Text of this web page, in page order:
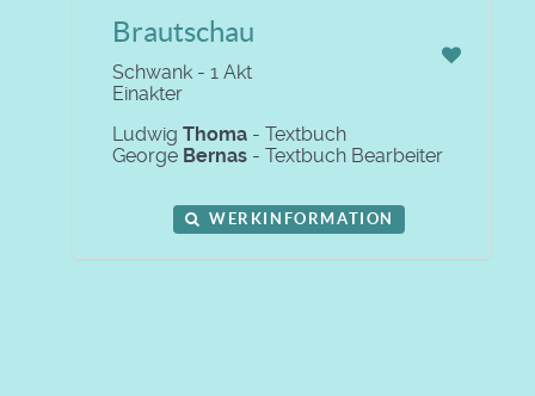
Brautschau
Schwank - 1 Akt
Einakter
Ludwig Thoma - Textbuch
George Bernas - Textbuch Bearbeiter
WERKINFORMATION